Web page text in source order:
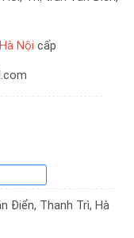
Nội cấp
Điển, Thanh Trì, Hà